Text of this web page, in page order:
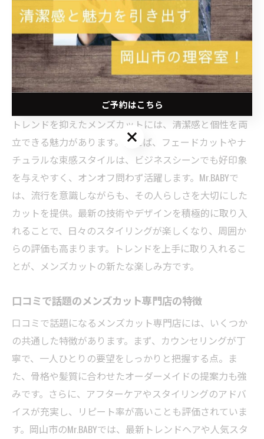
事例や口コミを参考に、技術や接客の丁寧さを確認する
のが有効です。Mr.BABYのように、最新トレンドを取り入
れた提案ができるサロンなら、理想のヘアスタイルを安
心して任せられます。
トレンドを抑えたメンズカットの魅力を解説
トレンドを抑えたメンズカットには、清潔感と個性を両
立できる魅力があります。例えば、フェードカットやナ
チュラルな束感スタイルは、ビジネスシーンでも好印象
を与えやすく、オンオフ問わず活躍します。Mr.BABYで
は、流行を意識しながらも、その人らしさを大切にした
カットを提供。最新の技術やデザインを積極的に取り入
れることで、日々のスタイリングが楽しくなり、周囲か
らの評価も高まります。トレンドを上手に取り入れるこ
とが、メンズカットの新たな楽しみ方です。
口コミで話題のメンズカット専門店の特徴
口コミで話題になるメンズカット専門店には、いくつか
の共通した特徴があります。まず、カウンセリングが丁
寧で、一人ひとりの要望をしっかりと把握する点。ま
た、骨格や髪質に合わせたオーダーメイドの提案力も強
みです。さらに、アフターケアやスタイリングのアドバ
イスが充実し、リピート率が高いことも評価されていま
す。岡山市のMr.BABYでは、最新トレンドヘアや人気スタ
ご予約はこちら
ご予約はこちら